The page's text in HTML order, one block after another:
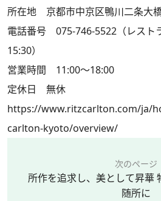
所在地 京都市中京区鴨川二条大
電話番号 075-746-5522（レス
15:30）
営業時間 11:00～18:00
定休日 無休
https://www.ritzcarlton.com/ja/
carlton-kyoto/overview/
次のページ
所作を追求し、美として昇華
随所に